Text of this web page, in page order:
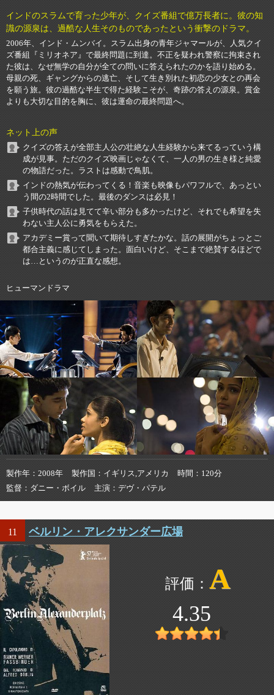
インドのスラムで育った少年が、クイズ番組で億万長者に。彼の知
識の源泉は、過酷な人生そのものであったという衝撃のドラマ。
2006年、インド・ムンバイ。スラム出身の青年ジャマールが、人気クイ
ズ番組『ミリオネア』で最終問題に到達。不正を疑われ警察に拘束され
た彼は、なぜ無学の自分が全ての問いに答えられたのかを語り始める。
母親の死、ギャングからの逃亡、そして生き別れた初恋の少女との再会
を願う旅。彼の過酷な半生で得た経験こそが、奇跡の答えの源泉。賞金
よりも大切な目的を胸に、彼は運命の最終問題へ。
ネット上の声
クイズの答えが全部主人公の壮絶な人生経験から来てるっていう構
成が見事。ただのクイズ映画じゃなくて、一人の男の生き様と純愛
の物語だった。ラストは感動で鳥肌。
インドの熱気が伝わってくる！音楽も映像もパワフルで、あっとい
う間の2時間でした。最後のダンスは必見！
子供時代の話は見てて辛い部分も多かったけど、それでも希望を失
わない主人公に勇気をもらえた。
アカデミー賞って聞いて期待しすぎたかな。話の展開がちょっとご
都合主義に感じてしまった。面白いけど、そこまで絶賛するほどで
は…というのが正直な感想。
ヒューマンドラマ
製作年 2008年 製作国 イギリス,アメリカ 時間
120分
監督
ダニー・ボイル 主演 デヴ・パテル
11 ベルリン・アレクサンダー広場
A
4.35